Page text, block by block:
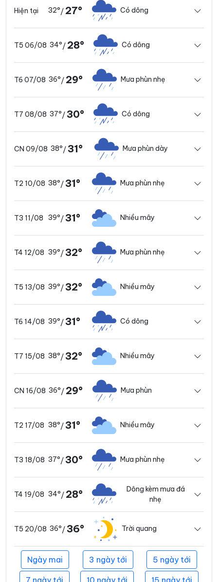
Hiện tại 32°/ 27° Có dông
T5 06/08 34°/ 28° Có dông
T6 07/08 36°/ 29° Mưa phùn nhẹ
T7 08/08 37°/30° Có dông
CN 09/08 38°/31° Mưa phùn dày
T2 10/08 38°/31° Mưa phùn nhẹ
T3 11/08 39°/31° Nhiều mây
T4 12/08 39°/32° Mưa phùn nhẹ
T5 13/08 39°/32° Nhiều mây
T6 14/08 39°/31° Có dông
T7 15/08 38°/32° Nhiều mây
CN 16/08 36°/ 29° Mưa phùn
T2 17/08 38°/31° Nhiều mây
T3 18/08 37°/30° Mưa phùn nhẹ
T4 19/08 34°/ 28°
Dông kèm mưa đá
nhẹ
T5 20/08 36°/36° Trời quang
Ngày mai 3 ngày tới 5 ngày tới
7 ngày tới 10 ngày tới 15 ngày tới